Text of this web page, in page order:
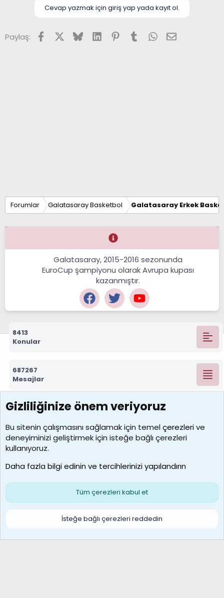
Cevap yazmak için giriş yap yada kayıt ol.
Paylaş: FacebookX (Twitter)
BlueskyLinkedInPinterest
TumblrWhatsApp
E-posta
Forumlar Galatasaray Basketbol Galatasaray Erkek
Galatasaray, 2015-2016 sezonunda
EuroCup şampiyonu olarak Avrupa kupası
kazanmıştır.
8413
Konular
687267
Mesajlar
7388
Kullanıcılar
borabekirogluu
Son üye
Çerezler
S
Gizliliğinize önem veriyoruz
Bu sitenin çalışmasını sağlamak için temelçerezlerive
deneyiminizi geliştirmek için isteğe bağlı çerezleri
kullanıyoruz.
Daha fazla bilgi edinin ve tercihlerinizi yapılandırın
Tüm çerezleri kabul et
İsteğe bağlı çerezleri reddedin